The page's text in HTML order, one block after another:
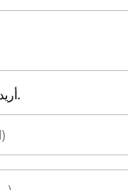
أريد ردًا على رأيي.